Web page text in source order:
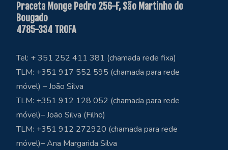
Praceta Monge Pedro 256-F, São Martinho do
Bougado
4785-334 TROFA
Tel: + 351 252 411 381 (chamada rede fixa)
TLM: +351 917 552 595 (chamada para rede
móvel) – João Silva
TLM: +351 912 128 052 (chamada para rede
móvel)– João Silva (Filho)
TLM: +351 912 272920 (chamada para rede
móvel)– Ana Margarida Silva